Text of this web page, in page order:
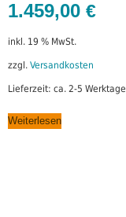
1.459,00 €
inkl. 19 % MwSt.
zzgl. Versandkosten
Lieferzeit: ca. 2-5 Werktage
Weiterlesen